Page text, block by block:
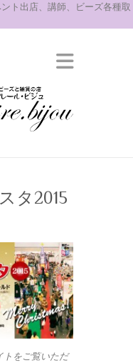
ト出店、講師、ビーズ各種取
タ2015
トをご覧いただ